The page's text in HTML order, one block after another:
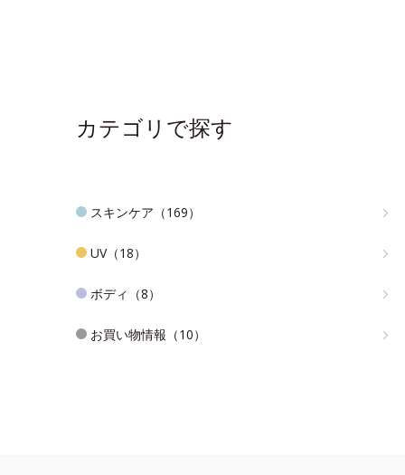
カテゴリで探す
スキンケア（169）
UV（18）
ボディ（8）
お買い物情報（10）